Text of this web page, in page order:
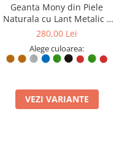
Geanta Mony din Piele
Naturala cu Lant Metalic –
Design Elegant
280,00 Lei
Alege culoarea:
VEZI VARIANTE